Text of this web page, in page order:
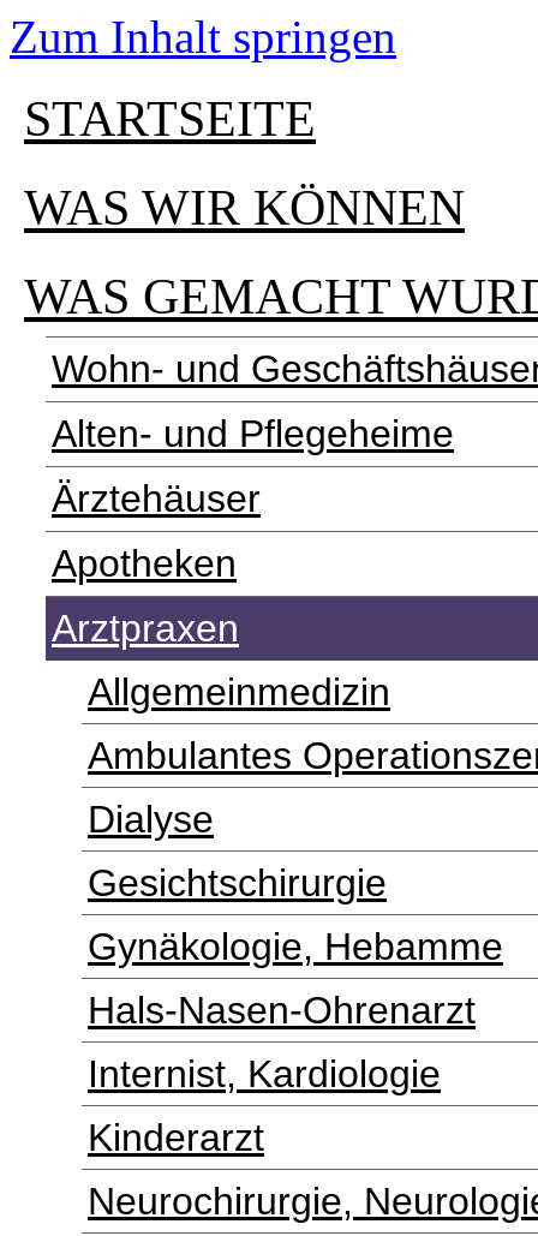
Zum Inhalt springen
STARTSEITE
WAS WIR KÖNNEN
WAS GEMACHT
Wohn- und
Alten- und Pflegeheime
Ärztehäuser
Apotheken
Arztpraxen
Allgemeinmedizin
Ambulantes
Dialyse
Gesichtschirurgie
Gynäkologie, Hebamme
Hals-Nasen-Ohrenarzt
Internist, Kardiologie
Kinderarzt
Neurochirurgie,